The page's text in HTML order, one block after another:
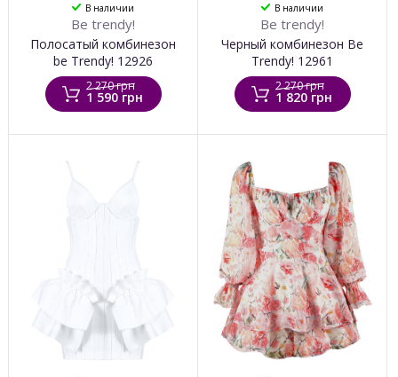
В наличии
Be trendy!
Полосатый комбинезон
be Trendy! 12926
2 270 грн
1 590 грн
В наличии
Be trendy!
Черный комбинезон Be
Trendy! 12961
2 270 грн
1 820 грн